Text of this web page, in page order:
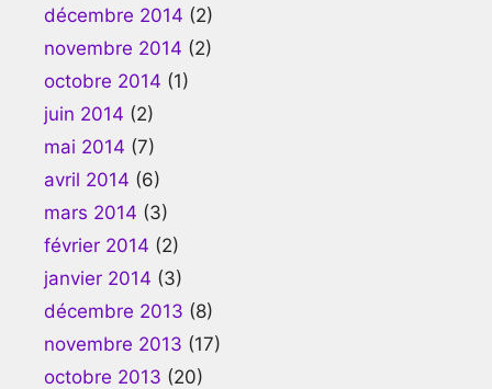
décembre 2014 (2)
novembre 2014 (2)
octobre 2014 (1)
juin 2014 (2)
mai 2014 (7)
avril 2014 (6)
mars 2014 (3)
février 2014 (2)
janvier 2014 (3)
décembre 2013 (8)
novembre 2013 (17)
octobre 2013 (20)